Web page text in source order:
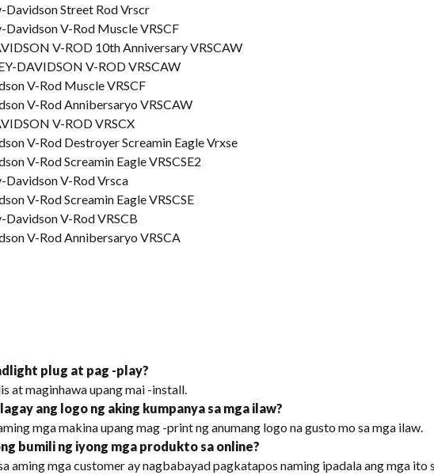
Street Rod Vrscr
V-Rod Muscle VRSCF
V-ROD 10th Anniversary VRSCAW
DAVIDSON V-ROD VRSCAW
V-Rod Muscle VRSCF
V-Rod Annibersaryo VRSCAW
V-ROD VRSCX
V-Rod Destroyer Screamin Eagle Vrxse
V-Rod Screamin Eagle VRSCSE2
V-Rod Vrsca
V-Rod Screamin Eagle VRSCSE
V-Rod VRSCB
V-Rod Annibersaryo VRSCA
plug at pag -play?
at maginhawa upang mai -install.
ang logo ng aking kumpanya sa mga ilaw?
mga makina upang mag -print ng anumang logo na gusto mo sa mga ilaw.
bumili ng iyong mga produkto sa online?
aming mga customer ay nagbabayad pagkatapos naming ipadala ang mga ito